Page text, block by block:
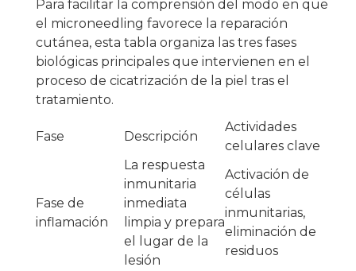
Para facilitar la comprensión del modo en que
el microneedling favorece la reparación
cutánea, esta tabla organiza las tres fases
biológicas principales que intervienen en el
proceso de cicatrización de la piel tras el
tratamiento.
Fase Descripción
Actividades
celulares clave
Fase de
inflamación
La respuesta
inmunitaria
inmediata
limpia y prepara
el lugar de la
lesión
Activación de
células
inmunitarias,
eliminación de
residuos